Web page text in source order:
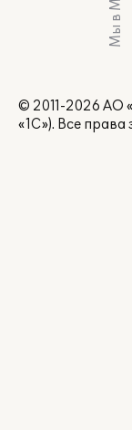
Мы в Max
© 2011-2026 АО
«1С»). Все